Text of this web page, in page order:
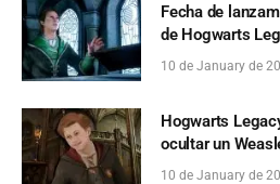
Fecha de
de Hogwarts
10 de January de
Hogwarts
ocultar un
10 de January de